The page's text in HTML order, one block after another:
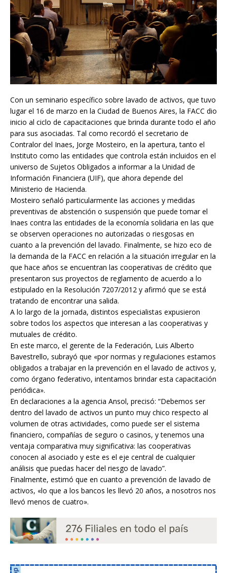
Con un seminario específico sobre lavado de activos, que tuvo
lugar el 16 de marzo en la Ciudad de Buenos Aires, la FACC dio
inicio al ciclo de capacitaciones que brinda durante todo el año
para sus asociadas. Tal como recordó el secretario de
Contralor del Inaes, Jorge Mosteiro, en la apertura, tanto el
Instituto como las entidades que controla están incluidos en el
universo de Sujetos Obligados a informar a la Unidad de
Información Financiera (UIF), que ahora depende del
Ministerio de Hacienda.
Mosteiro señaló particularmente las acciones y medidas
preventivas de abstención o suspensión que puede tomar el
Inaes contra las entidades de la economía solidaria en las que
se observen operaciones no autorizadas o riesgosas en
cuanto a la prevención del lavado. Finalmente, se hizo eco de
la demanda de la FACC en relación a la situación irregular en la
que hace años se encuentran las cooperativas de crédito que
presentaron sus proyectos de reglamento de acuerdo a lo
estipulado en la Resolución 7207/2012 y afirmó que se está
tratando de encontrar una salida.
A lo largo de la jornada, distintos especialistas expusieron
sobre todos los aspectos que interesan a las cooperativas y
mutuales de crédito.
En este marco, el gerente de la Federación, Luis Alberto
Bavestrello, subrayó que «por normas y regulaciones estamos
obligados a trabajar en la prevención en el lavado de activos y,
como órgano federativo, intentamos brindar esta capacitación
periódica».
En declaraciones a la agencia Ansol, precisó: “Debemos ser
dentro del lavado de activos un punto muy chico respecto al
volumen de otras actividades, como puede ser el sistema
financiero, compañías de seguro o casinos, y tenemos una
ventaja comparativa muy significativa: las cooperativas
conocen al asociado y este es el eje central de cualquier
análisis que puedas hacer del riesgo de lavado”.
Finalmente, estimó que en cuanto a prevención de lavado de
activos, «lo que a los bancos les llevó 20 años, a nosotros nos
llevó menos de cuatro».